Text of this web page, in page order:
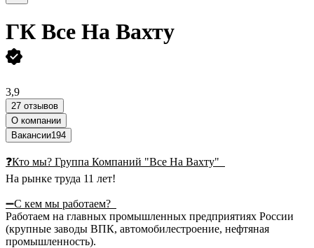
ГК Все На Вахту
3,9
27 отзывов
О компании
Вакансии194
❓Кто мы? Группа Компаний "Все На Вахту"
На рынке труда 11 лет!
➖С кем мы работаем?
Работаем на главных промышленных предприятиях России
(крупные заводы ВПК, автомобилестроение, нефтяная
промышленность).